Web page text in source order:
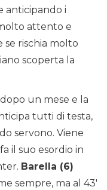
anticipando i
attento e
se rischia molto
scoperta la
un mese e la
tutti di testa,
servono. Viene
il suo esordio in
Barella (6)
sempre, ma al 43′